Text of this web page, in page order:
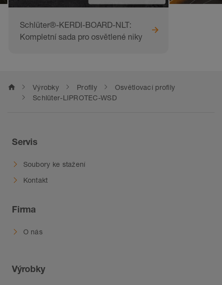
Schlüter®-KERDI-BOARD-NLT:
Kompletní sada pro osvětlené niky
home Výrobky Profily
Osvětlovací profily
Schlüter-LIPROTEC-WSD
Servis
Soubory ke stažení
Kontakt
Firma
O nás
Výrobky